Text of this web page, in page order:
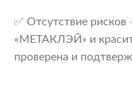
✅ Отсутствие
«МЕТАКЛЭЙ» и
проверена и